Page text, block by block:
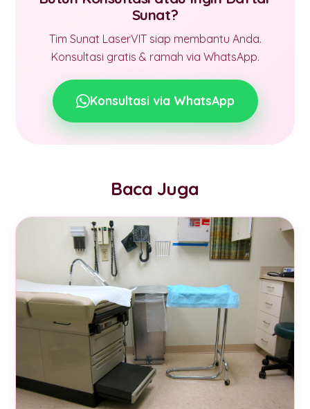
Sunat?
Tim Sunat LaserVIT siap membantu Anda.
Konsultasi gratis & ramah via WhatsApp.
Konsultasi via WhatsApp
Baca Juga